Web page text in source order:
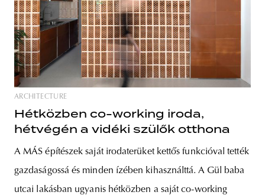
ARCHITECTURE
Hétközben co-working iroda,
hétvégén a vidéki szülők otthona
A MÁS építészek saját irodaterüket kettős funkcióval tették
gazdaságossá és minden ízében kihasználttá. A Gül baba
utcai lakásban ugyanis hétközben a saját co-working